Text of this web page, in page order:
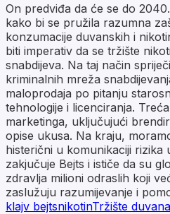
On predviđa da će se do
kako bi se pružila razumna
konzumacije duvanskih i
biti imperativ da se tržište
snabdijeva. Na taj način
kriminalnih mreža
maloprodaja po pitanju
tehnologije i licenciranja.
marketinga, uključujući
opise ukusa. Na kraju,
histerični u komunikaciji rizika
zakjučuje Bejts i ističe da su
zdravlja milioni odraslih koji
zaslužuju razumijevanje i
klajv bejtsnikotinTržište duvana